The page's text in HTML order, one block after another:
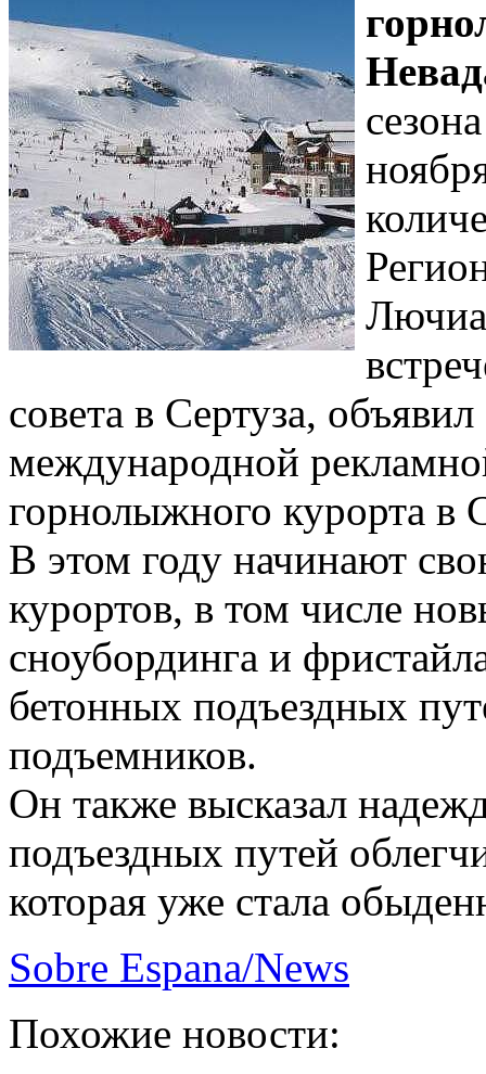
совета в Сертуза,
международной
горнолыжного курорта в
В этом году начинают
курортов, в том числе
сноубординга и
бетонных подъездных
подъемников.
Он также высказал
подъездных путей
которая уже стала
Sobre Espana/News
Похожие новости: